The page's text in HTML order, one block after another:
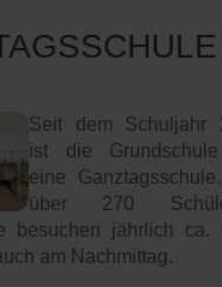
Seit dem Schuljahr
ist die
eine
über 270
besuchen jährlich ca.
am Nachmittag.